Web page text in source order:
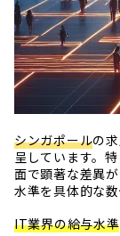
シンガポールの
呈しています。特
面で顕著な差異
水準を具体的な
IT業界の給与水準